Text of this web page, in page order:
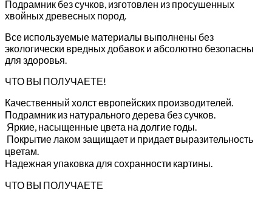
Подрамник без сучков, изготовлен из просушенных
хвойных древесных пород.
Все используемые материалы выполнены без
экологически вредных добавок и абсолютно безопасны
для здоровья.
ЧТО ВЫ ПОЛУЧАЕТЕ!
Качественный холст европейских производителей.
Подрамник из натурального дерева без сучков.
Яркие, насыщенные цвета на долгие годы.
Покрытие лаком защищает и придает выразительность
цветам.
Надежная упаковка для сохранности картины.
ЧТО ВЫ ПОЛУЧАЕТЕ